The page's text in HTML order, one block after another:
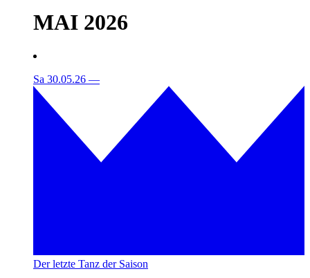
MAI 2026
Sa 30.05.26 —
Der letzte Tanz der Saison